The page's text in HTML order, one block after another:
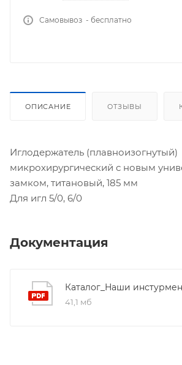
Самовывоз - бесплатно
ОПИСАНИЕ ОТЗЫВЫ
Иглодержатель (плавноизогнутый)
микрохирургический с новым
замком, титановый, 185 мм
Для игл 5/0, 6/0
Документация
Каталог_Наши
41,1 мб